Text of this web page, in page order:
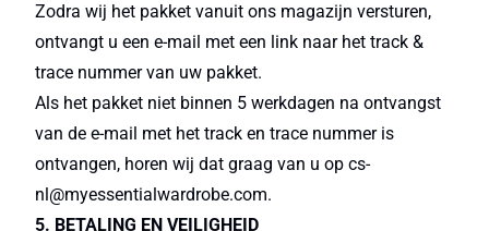
Zodra wij het pakket vanuit ons magazijn versturen,
ontvangt u een e-mail met een link naar het track &
trace nummer van uw pakket.
Als het pakket niet binnen 5 werkdagen na ontvangst
van de e-mail met het track en trace nummer is
ontvangen, horen wij dat graag van u op cs-
nl@myessentialwardrobe.com.
5. BETALING EN VEILIGHEID